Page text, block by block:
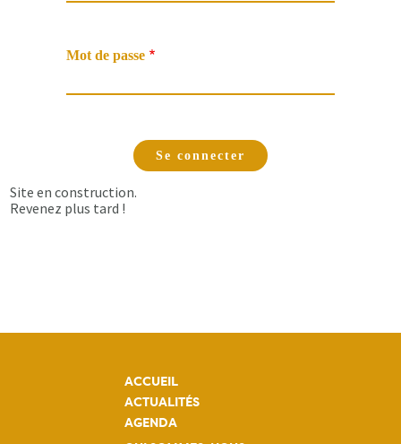
Mot de passe
Site en construction.
Revenez plus tard !
ACCUEIL
ACTUALITÉS
AGENDA